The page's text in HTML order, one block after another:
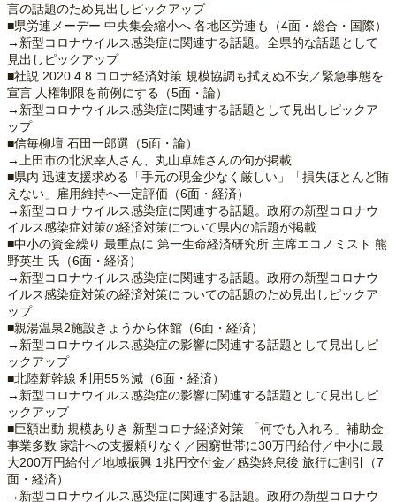
言の話題のため見出しピックアップ
■県労連メーデー 中央集会縮小へ 各地区労連も（4面・総合・国際）
→新型コロナウイルス感染症に関連する話題。全県的な話題として
見出しピックアップ
■社説 2020.4.8 コロナ経済対策 規模協調も拭えぬ不安／緊急事態を
宣言 人権制限を前例にする（5面・論）
→新型コロナウイルス感染症に関連する話題として見出しピックア
ップ
■信毎柳壇 石田一郎選（5面・論）
→上田市の北沢幸人さん、丸山卓雄さんの句が掲載
■県内 迅速支援求める「手元の現金少なく厳しい」「損失ほとんど賄
えない」雇用維持へ一定評価（6面・経済）
→新型コロナウイルス感染症に関連する話題。政府の新型コロナウ
イルス感染症対策の経済対策について県内の話題が掲載
■中小の資金繰り 最重点に 第一生命経済研究所 主席エコノミスト 熊
野英生 氏（6面・経済）
→新型コロナウイルス感染症に関連する話題。政府の新型コロナウ
イルス感染症対策の経済対策についての話題のため見出しピックア
ップ
■親湯温泉2施設きょうから休館（6面・経済）
→新型コロナウイルス感染症の影響に関連する話題として見出しピ
ックアップ
■北陸新幹線 利用55％減（6面・経済）
→新型コロナウイルス感染症の影響に関連する話題として見出しピ
ックアップ
■巨額出動 規模ありき 新型コロナ経済対策 「何でも入れろ」補助金
事業多数 家計への支援頼りなく／困窮世帯に30万円給付／中小に最
大200万円給付／地域振興 1兆円交付金／感染終息後 旅行に割引（7
面・経済）
→新型コロナウイルス感染症に関連する話題。政府の新型コロナウ